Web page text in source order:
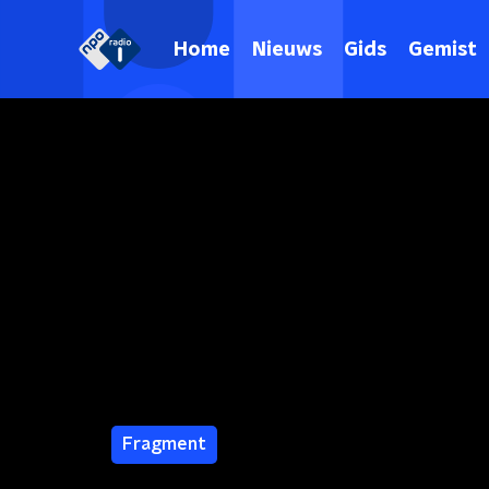
Home Nieuws Gids Gemist
Fragment